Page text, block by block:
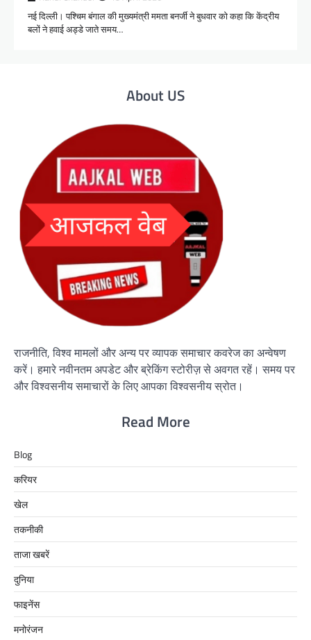
नई दिल्ली। पश्चिम बंगाल की मुख्यमंत्री ममता बनर्जी ने बुधवार को कहा कि केंद्रीय
बलों ने हवाई अड्डे जाते समय…
About US
राजनीति, विश्व मामलों और अन्य पर व्यापक समाचार कवरेज का अन्वेषण
करें। हमारे नवीनतम अपडेट और ब्रेकिंग स्टोरीज़ से अवगत रहें। समय पर
और विश्वसनीय समाचारों के लिए आपका विश्वसनीय स्रोत।
Read More
Blog
करियर
खेल
तकनीकी
ताजा खबरें
दुनिया
फाइनेंस
मनोरंजन